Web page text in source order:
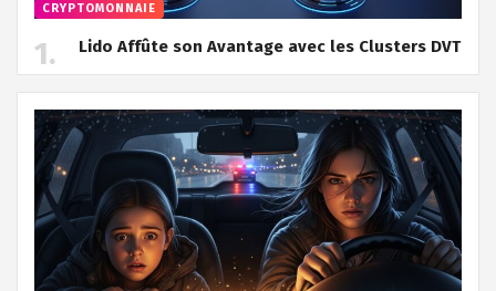
CRYPTOMONNAIE
Lido Affûte son Avantage avec les Clusters DVT